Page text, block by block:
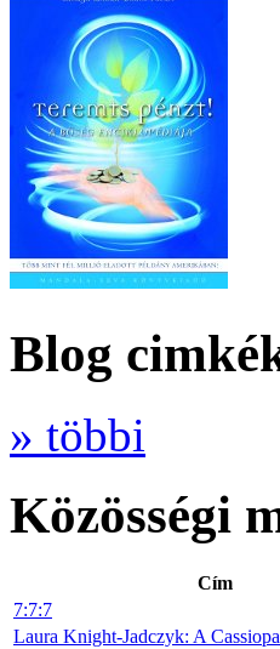
Blog
» többi
Közösségi
Cím
7:7:7
Laura Knight-Jadczyk: A